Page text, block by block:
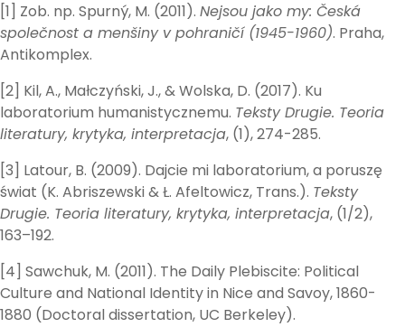
[1] Zob. np. Spurný, M. (2011). Nejsou jako my: Česká
společnost a menšiny v pohraničí (1945-1960). Praha,
Antikomplex.
[2] Kil, A., Małczyński, J., & Wolska, D. (2017). Ku
laboratorium humanistycznemu. Teksty Drugie. Teoria
literatury, krytyka, interpretacja, (1), 274-285.
[3] Latour, B. (2009). Dajcie mi laboratorium, a poruszę
świat (K. Abriszewski & Ł. Afeltowicz, Trans.). Teksty
Drugie. Teoria literatury, krytyka, interpretacja, (1/2),
163–192.
[4] Sawchuk, M. (2011). The Daily Plebiscite: Political
Culture and National Identity in Nice and Savoy, 1860-
1880 (Doctoral dissertation, UC Berkeley).